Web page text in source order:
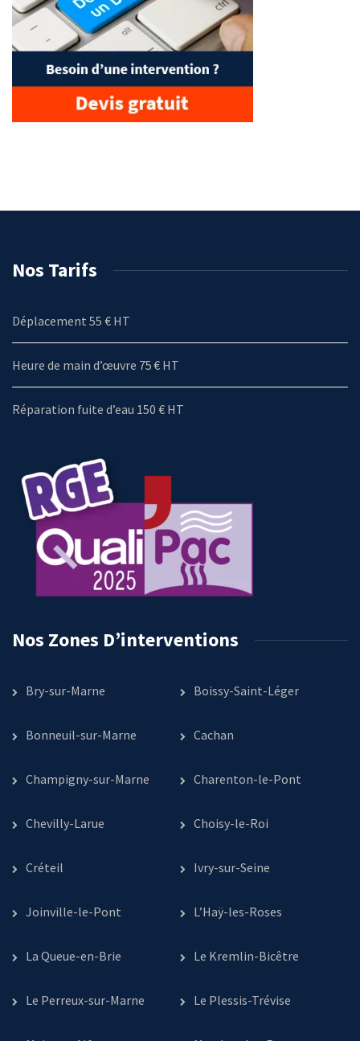
Nos Tarifs
Déplacement 55 € HT
Heure de main d’œuvre 75 € HT
Réparation fuite d’eau 150 € HT
Nos Zones D’interventions
Bry-sur-Marne Boissy-Saint-Léger
Bonneuil-sur-Marne Cachan
Champigny-sur-Marne Charenton-le-Pont
Chevilly-Larue Choisy-le-Roi
Créteil Ivry-sur-Seine
Joinville-le-Pont L’Haÿ-les-Roses
La Queue-en-Brie Le Kremlin-Bicêtre
Le Perreux-sur-Marne Le Plessis-Trévise